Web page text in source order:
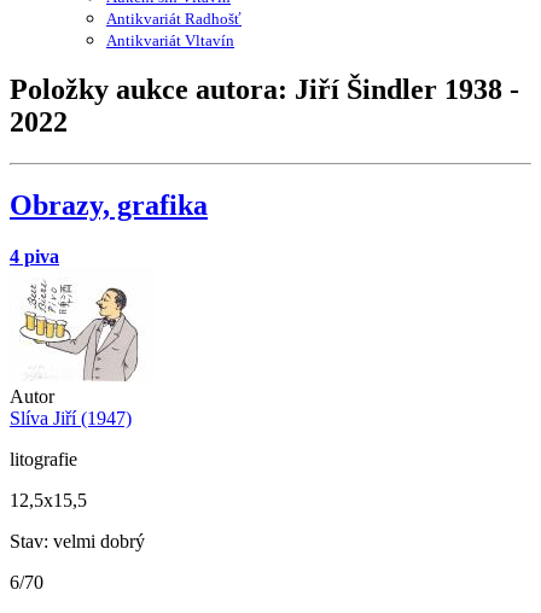
Antikvariát Radhošť
Antikvariát Vltavín
Položky aukce autora: Jiří Šindler 1938 -
2022
Obrazy, grafika
4 piva
Autor
Slíva Jiří (1947)
litografie
12,5x15,5
Stav: velmi dobrý
6/70